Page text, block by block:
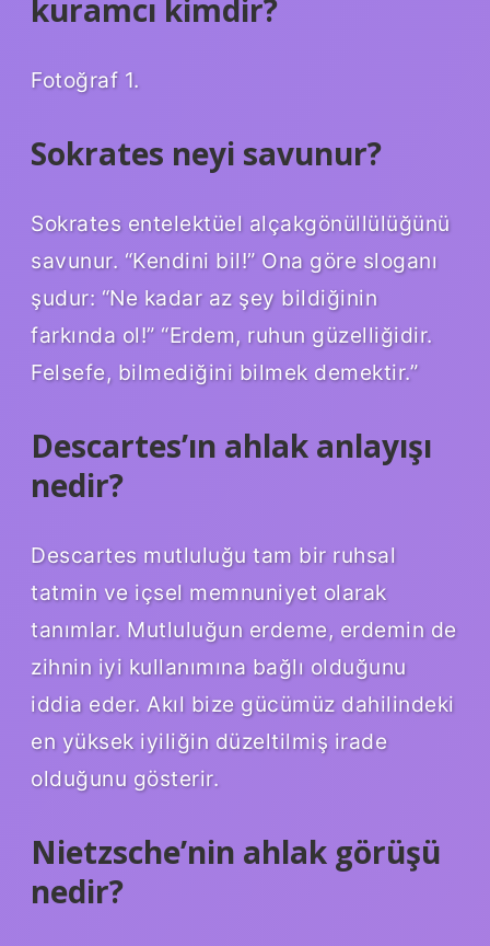
kuramcı kimdir?
Fotoğraf 1.
Sokrates neyi savunur?
Sokrates entelektüel alçakgönüllülüğünü
savunur. “Kendini bil!” Ona göre sloganı
şudur: “Ne kadar az şey bildiğinin
farkında ol!” “Erdem, ruhun güzelliğidir.
Felsefe, bilmediğini bilmek demektir.”
Descartes’ın ahlak anlayışı
nedir?
Descartes mutluluğu tam bir ruhsal
tatmin ve içsel memnuniyet olarak
tanımlar. Mutluluğun erdeme, erdemin de
zihnin iyi kullanımına bağlı olduğunu
iddia eder. Akıl bize gücümüz dahilindeki
en yüksek iyiliğin düzeltilmiş irade
olduğunu gösterir.
Nietzsche’nin ahlak görüşü
nedir?